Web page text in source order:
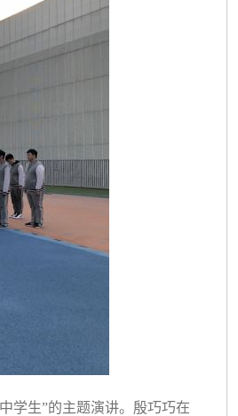
学生”的主题演讲。殷巧巧在